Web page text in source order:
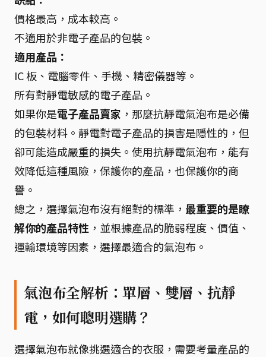
價格最高，成本較高。
不適用於非電子產品的包裝。
適用產品：
IC 板、電腦零件、手機、精密儀器等。
所有對靜電敏感的電子產品。
如果你是電子產品賣家 ，那麼抗靜電氣泡布是必備
的包裝材料。靜電對電子產品的損害是隱性的，但
卻可能造成嚴重的損失。使用抗靜電氣泡布，能有
效降低這種風險，保護你的產品，也保護你的商
譽。
總之，選擇氣泡布沒有絕對的標準， 最重要的是瞭
解你的產品特性 ，並根據產品的脆弱程度、價值、
運輸環境等因素，選擇最適合的氣泡布。
氣泡布全解析：單層、雙層、抗靜
電，如何聰明選購？
選擇氣泡布就像挑選適合的衣服，需要考量產品的